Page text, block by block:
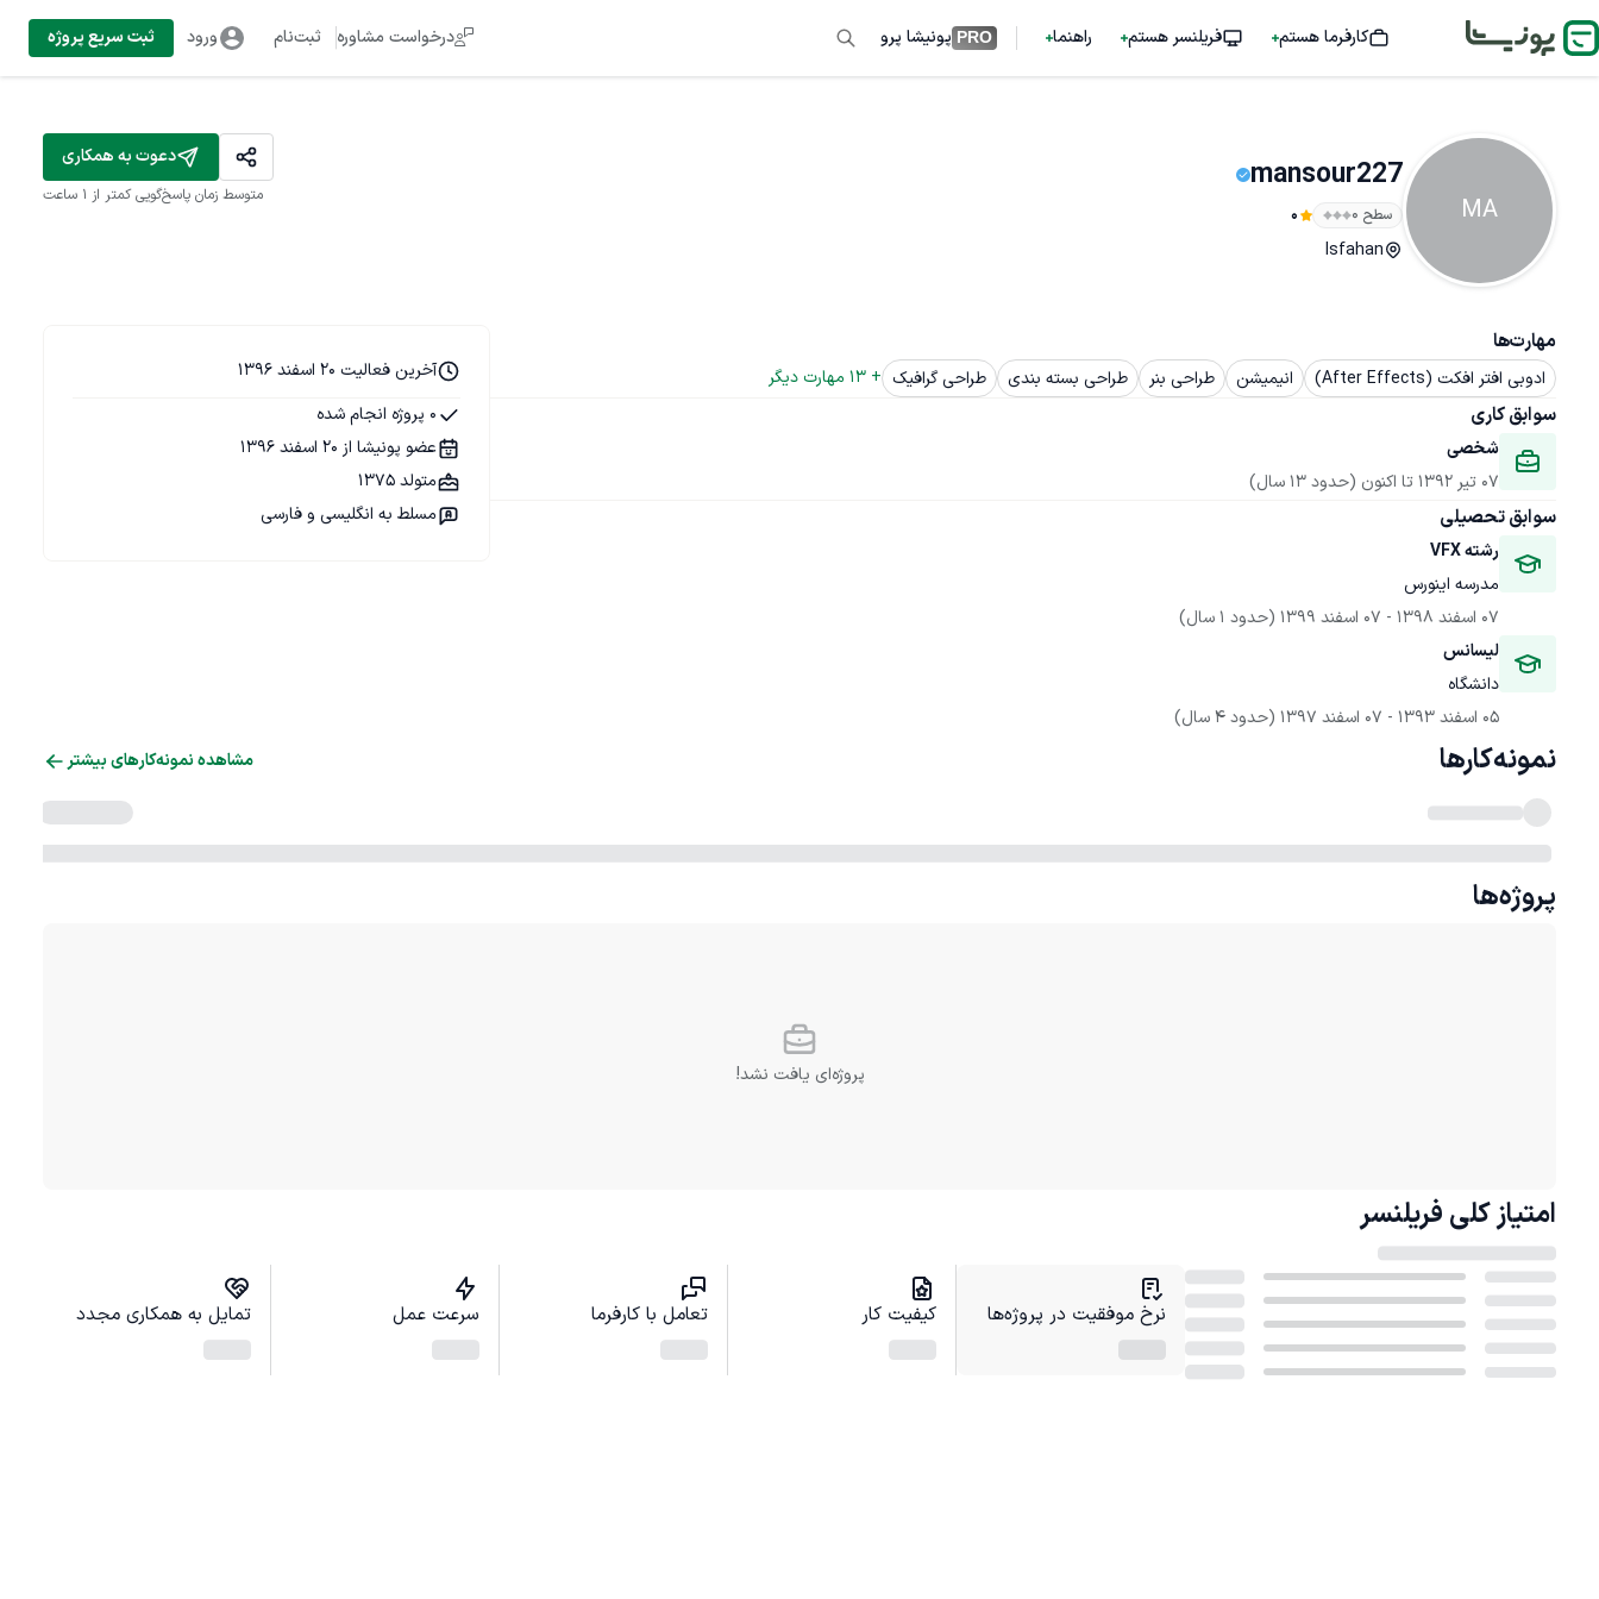
کارفرما هستم فریلنسر هستم راهنما PRO پونیشا پرو درخواست مشاوره ثبت‌نام ورود ثبت سریع پروژه
MA
mansour227
سطح ۰ 0
Isfahan
دعوت به همکاری
متوسط زمان پاسخ‌گویی کمتر از 1 ساعت
مهارت‌ها
ادوبی افتر افکت (After Effects) انیمیشن طراحی بنر طراحی بسته بندی طراحی گرافیک +
13 مهارت دیگر
سوابق کاری
شخصی
07 تیر 1392
تا اکنون (حدود 13 سال)
سوابق تحصیلی
رشته VFX
مدرسه اینورس
07 اسفند 1398
- 07 اسفند 1399
(حدود 1 سال)
لیسانس
دانشگاه
05 اسفند 1393
- 07 اسفند 1397 (حدود 4 سال)
آخرین فعالیت 20 اسفند 1396
0 پروژه انجام شده
عضو پونیشا از 20 اسفند 1396
متولد 1375
مسلط به انگلیسی و فارسی
نمونه‌کارها مشاهده نمونه‌کارهای بیشتر
پروژه‌ها
پروژه‌ای یافت نشد!
امتیاز کلی فریلنسر
نرخ موفقیت در پروژه‌ها کیفیت کار تعامل با کارفرما سرعت عمل تمایل به همکاری مجدد